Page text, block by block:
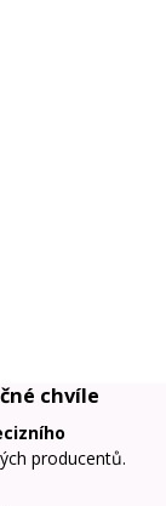
chvíle
producentů.